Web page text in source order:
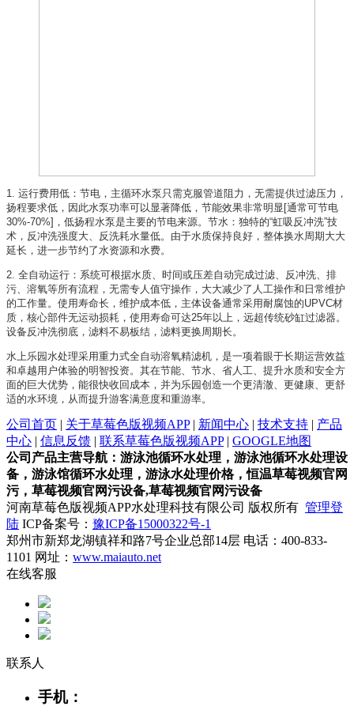
1. 运行费用低：节电，主循环水泵只需克服管道阻力，无需提供过滤压力，
扬程要求低，因此水泵功率可以显著降低，节能效果非常明显[通常可节电
30%-70%]，低扬程水泵是主要的节电来源。节水：独特的“虹吸反冲洗”技
术，反冲洗强度大、反洗耗水量低。由于水质保持良好，整体换水周期大大
延长，进一步节约了水资源和水费。
2. 全自动运行：系统可根据水质、时间或压差自动完成过滤、反冲洗、排
污、溶氧等所有流程，无需专人值守操作，大大减少了人工操作和日常维护
的工作量。使用寿命长，维护成本低，主体设备通常采用耐腐蚀的UPVC材
质，核心部件无运动损耗，使用寿命可达25年以上，远超传统砂缸过滤器。
设备反冲洗彻底，滤料不易板结，滤料更换周期长。
水上乐园水处理采用重力式全自动溶氧精滤机，是一项着眼于长期运营效益
和卓越用户体验的明智投资。其在节能、节水、省人工、提升水质和安全方
面的巨大优势，能很快收回成本，并为乐园创造一个更清澈、更健康、更舒
适的水环境，从而提升游客满意度和重游率。
公司首页 | 关于草莓色版视频APP| 新闻中心 | 技术支持 | 产品
中心 | 信息反馈 | 联系草莓色版视频APP| GOOGLE地图
公司产品主营导航：游泳池循环水处理，游泳池循环水处理设
备，游泳馆循环水处理，游泳水处理价格，恒温草莓视频官网
污，草莓视频官网污设备,草莓视频官网污设备
河南草莓色版视频APP水处理科技有限公司 版权所有 管理登
陆 ICP备案号： 豫ICP备15000322号-1
郑州市新郑龙湖镇祥和路7号企业总部14层 电话：400-833-
1101 网址： www.maiauto.net
在线客服
联系人
手机：